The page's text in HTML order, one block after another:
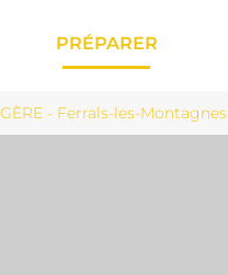
PRÉPARER
- Ferrals-les-Montagnes